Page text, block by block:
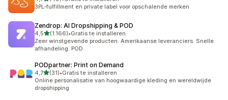
49 recensies in totaal
3PL-fulfillment en private label voor opschalende merken
Zendrop: AI Dropshipping & POD
4,5van 5 sterren
(1.166)
1166 recensies in totaal
•Gratis te installeren
Zeer winstgevende producten. Amerikaanse leveranciers. Snelle
afhandeling. POD.
PODpartner: Print on Demand
4,7van 5 sterren
(31)
31 recensies in totaal
•Gratis te installeren
Online personalisatie van hoogwaardige kleding en wereldwijde
dropshipping